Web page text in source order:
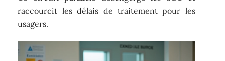
raccourcit les délais de traitement pour les
usagers.